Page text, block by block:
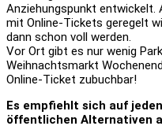
Anziehungspunkt entwickelt.
mit Online-Tickets geregelt
dann schon voll werden.
Vor Ort gibt es nur wenig
Weihnachtsmarkt
Online-Ticket zubuchbar!
Es empfiehlt sich auf
öffentlichen Alternativen